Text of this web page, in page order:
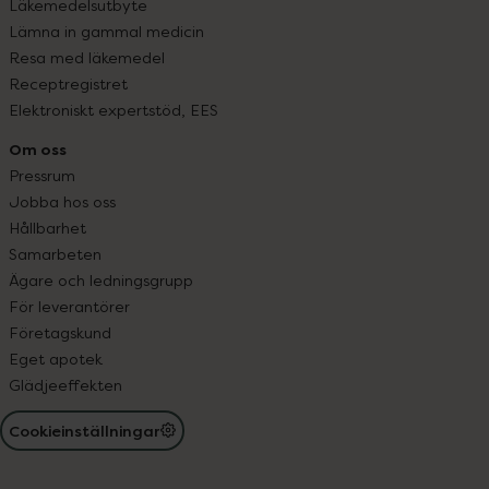
Läkemedelsutbyte
Lämna in gammal medicin
Resa med läkemedel
Receptregistret
Elektroniskt expertstöd, EES
Om oss
Pressrum
Jobba hos oss
Hållbarhet
Samarbeten
Ägare och ledningsgrupp
För leverantörer
Företagskund
Eget apotek
Glädjeeffekten
Cookieinställningar